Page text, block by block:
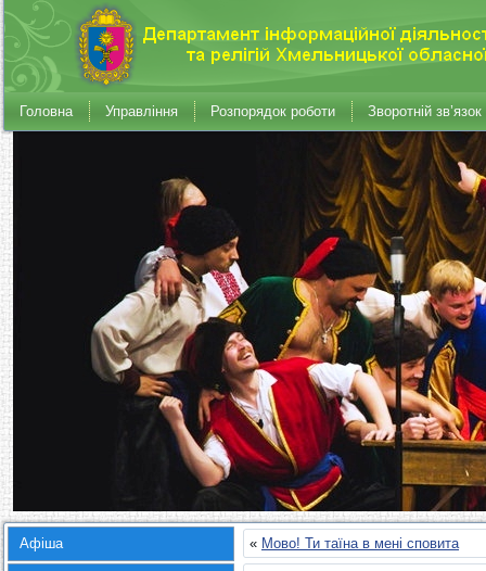
Головна Управління Розпорядок роботи Зворотній зв’язок
Афіша « Мово! Ти таїна в мені сповита